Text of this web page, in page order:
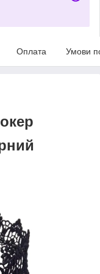
Оплата Умови